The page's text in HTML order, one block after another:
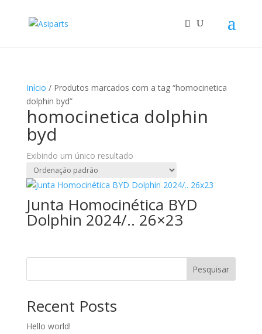
Início / Produtos marcados com a tag “homocinetica
dolphin byd”
homocinetica dolphin
byd
Exibindo um único resultado
Junta Homocinética BYD
Dolphin 2024/.. 26×23
Pesquisar
Recent Posts
Hello world!